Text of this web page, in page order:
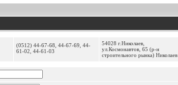
(0512) 44-67-68, 44-67-69, 44-
61-02, 44-61-03
54028 г.Николаев,
ул.Космонавтов, 65 (р-н
строительного рынка) Николаев